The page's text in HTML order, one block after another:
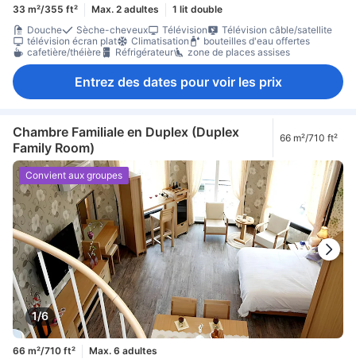
33 m²/355 ft² Max. 2 adultes
1 lit double
Douche
Sèche-cheveux Télévision
Télévision câble/satellite
télévision écran plat
Climatisation
bouteilles d'eau offertes
cafetière/théière
Réfrigérateur zone de places assises
Entrez des dates pour voir les prix
Chambre Familiale en Duplex (Duplex
Family Room)
66 m²/710 ft²
1/6
Convient aux groupes
66 m²/710 ft²
Max. 6 adultes